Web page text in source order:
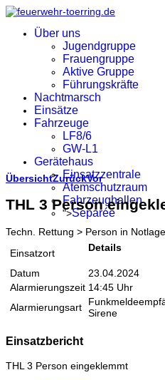
Über uns
Jugendgruppe
Frauengruppe
Aktive Gruppe
Führungskräfte
Nachtmarsch
Einsätze
Fahrzeuge
LF8/6
GW-L1
Gerätehaus
Einsatzzentrale
Atemschutzraum
Fahrzeughallen
">Separée
ÜbersichtZurückVor
THL 3 Person
Techn. Rettung > Person in Notlage
Einsatzort
Details
Datum
23.04.2024
Alarmierungszeit 14:45 Uhr
Alarmierungsart Sirene
Einsatzbericht
THL 3 Person eingeklemmt